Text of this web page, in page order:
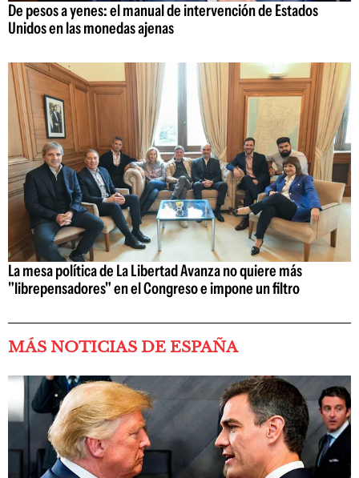
De pesos a yenes: el manual de intervención de Estados
Unidos en las monedas ajenas
La mesa política de La Libertad Avanza no quiere más
"librepensadores" en el Congreso e impone un filtro
MÁS NOTICIAS DE ESPAÑA